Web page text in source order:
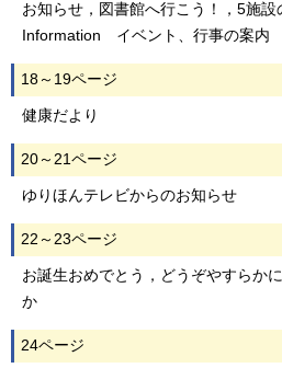
お知らせ，図書館へ行こう！，5施
Information イベント、行事の案内
18～19ページ
健康だより
20～21ページ
ゆりほんテレビからのお知らせ
22～23ページ
お誕生おめでとう，どうぞやすらか
か
24ページ